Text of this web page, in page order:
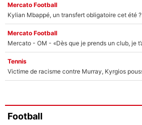
Mercato Football
Kylian Mbappé, un transfert obligatoire cet été ?
Mercato Football
Tennis
Football